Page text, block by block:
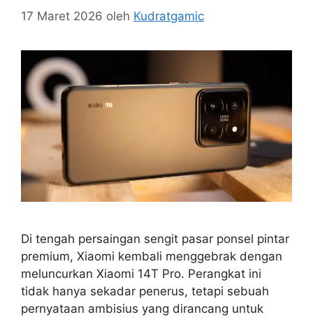
17 Maret 2026 oleh Kudratgamic
Di tengah persaingan sengit pasar ponsel pintar
premium, Xiaomi kembali menggebrak dengan
meluncurkan Xiaomi 14T Pro. Perangkat ini
tidak hanya sekadar penerus, tetapi sebuah
pernyataan ambisius yang dirancang untuk